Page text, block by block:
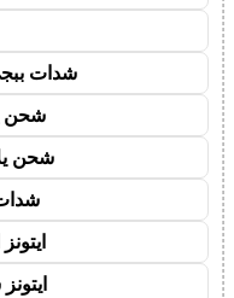
شدات
شحن
شحن